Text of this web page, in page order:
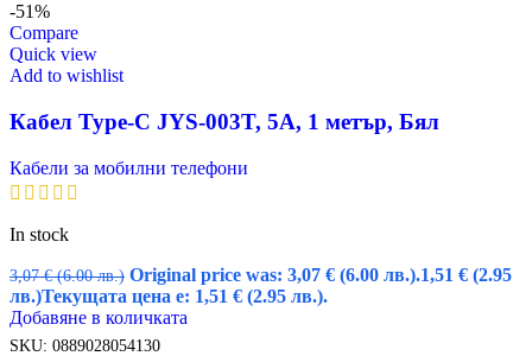
-51%
Compare
Quick view
Add to wishlist
Кабел Type-C JYS-003T, 5A, 1 метър, Бял
Кабели за мобилни телефони
In stock
3,07€ (6.00 лв.) Original price was: 3,07 € (6.00 лв.).1,51 € (2.95
лв.)Текущата цена е: 1,51 € (2.95 лв.).
Добавяне в количката
SKU: 0889028054130